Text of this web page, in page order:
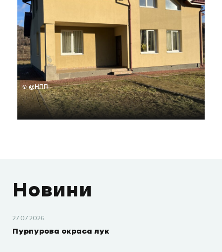
© @НПП
Новини
27.07.2026
Пурпурова окраса лук